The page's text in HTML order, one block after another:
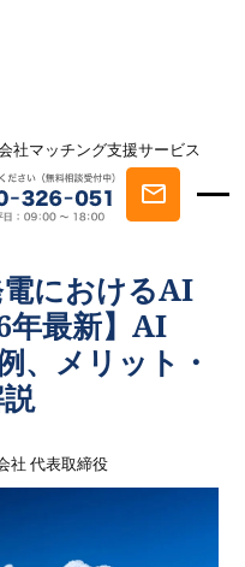
社マッチング支援サービス
記事一覧
発電・地熱発電におけるAI
への相談事例、メリッ
におけるAI
年最新】AI
、メリット・
社 代表取締役